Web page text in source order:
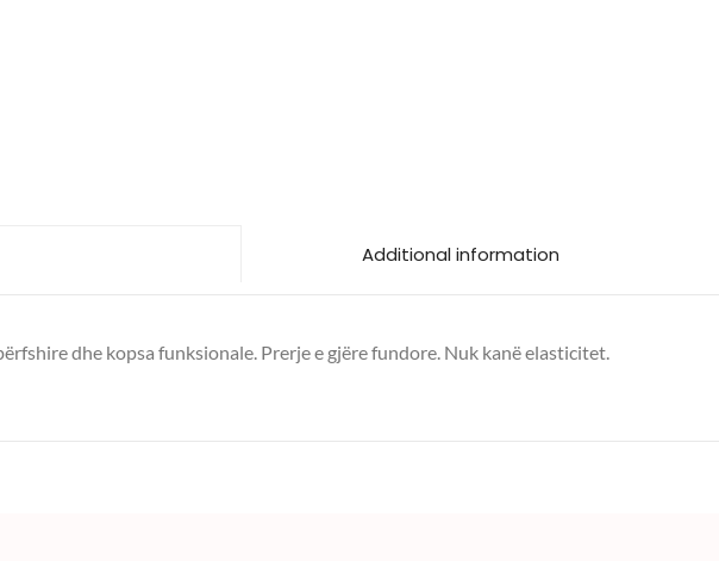
Additional information
dhe kopsa funksionale. Prerje e gjëre fundore. Nuk kanë elasticitet.